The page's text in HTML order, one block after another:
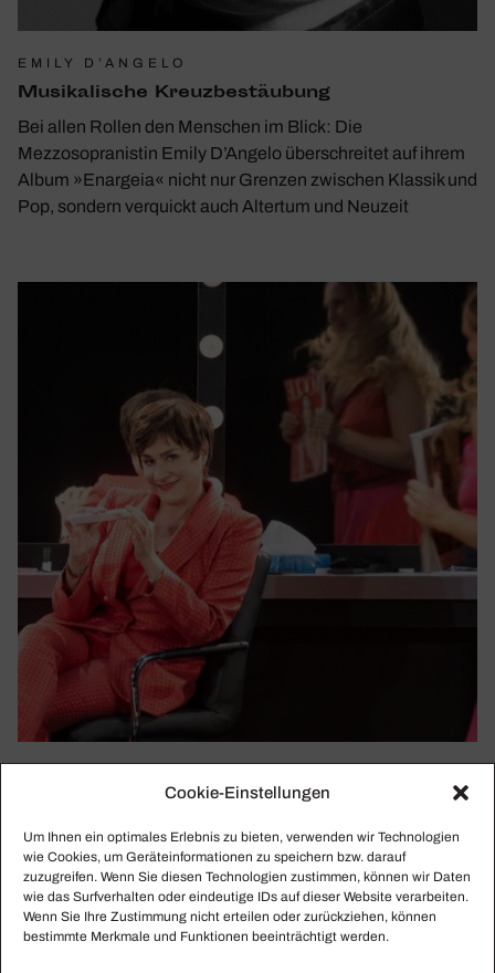
Cookie-Einstellungen
Um Ihnen ein optimales Erlebnis zu bieten, verwenden wir Technologien
wie Cookies, um Geräteinformationen zu speichern bzw. darauf
zuzugreifen. Wenn Sie diesen Technologien zustimmen, können wir Daten
wie das Surfverhalten oder eindeutige IDs auf dieser Website verarbeiten.
Wenn Sie Ihre Zustimmung nicht erteilen oder zurückziehen, können
bestimmte Merkmale und Funktionen beeinträchtigt werden.
EMILY D’ANGELO
Musi­ka­li­sche Kreuz­be­stäu­bung
Bei allen Rollen den Menschen im Blick: Die
Mezzosopranistin Emily D’Angelo überschreitet auf ihrem
Album »Enargeia« nicht nur Grenzen zwischen Klassik und
Pop, sondern verquickt auch Altertum und Neuzeit
Casting­show, römi­sche Leiden­schaften und
Cecilia Bartoli mal zwei
Bei den Salzburger Pfingstfestspielen wurden Georg
Friedrich Händels Oratorium „Il Trionfo del Tempo e del
Disinganno“ in der Inszenierung von Robert Carsen und
das Barockkonzert „What Passion Cannot Music Raise“